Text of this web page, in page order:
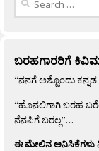
ಬರಹಗಾರರಿಗೆ
“ನನಗೆ ಅಶ್ಟೊಂದು
“ಹೊನಲಿಗಾಗಿ ಬರಹ
ನೆನಪಿಗೆ ಬರಲ್ಲ”…
ಈ ಮೇಲಿನ ಅನಿಸಿಕೆಗಳು